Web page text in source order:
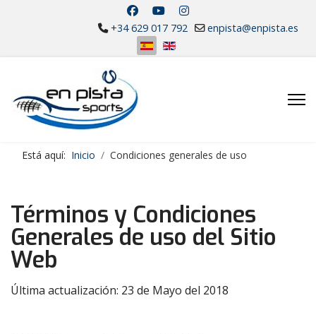
+34 629 017 792 enpista@enpista.es
Está aquí: Inicio Condiciones generales de uso
Términos y Condiciones
Generales de uso del Sitio
Web
Última actualización: 23 de Mayo del 2018